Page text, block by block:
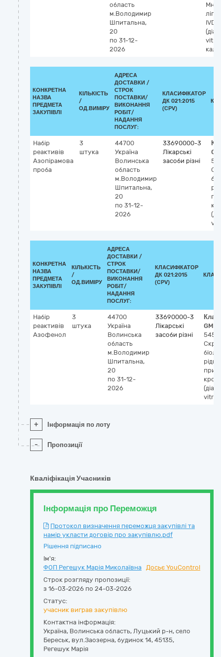
область
м.Володимир
Шпитальна,
20
по 31-12-
2026
IVD
КОНКРЕТНА
НАЗВА
ПРЕДМЕТА
ЗАКУПІВЛІ
КІЛЬКІСТЬ
/
ОД.ВИМІРУ
АДРЕСА
ДОСТАВКИ /
СТРОК
ПОСТАВКИ/
ВИКОНАННЯ
РОБІТ/
НАДАННЯ
ПОСЛУГ:
КЛАСИФІКАТОР
ДК 021:2015
(CPV)
Набір
реактивів
Азопірамова
проба
3
штука
44700
Україна
Волинська
область
м.Володимир
Шпитальна,
20
по 31-12-
2026
33690000-3
Лікарські
засоби різні
КОНКРЕТНА
НАЗВА
ПРЕДМЕТА
ЗАКУПІВЛІ
КІЛЬКІСТЬ
/
ОД.ВИМІРУ
АДРЕСА
ДОСТАВКИ /
СТРОК
ПОСТАВКИ/
ВИКОНАННЯ
РОБІТ/
НАДАННЯ
ПОСЛУГ:
КЛАСИФІКАТОР
ДК 021:2015
(CPV)
Набір
реактивів
Азофенол
3
штука
44700
Україна
Волинська
область
м.Володимир
Шпитальна,
20
по 31-12-
2026
33690000-3
Лікарські
засоби різні
кров
+ Інформація по лоту
- Пропозиції
Кваліфікація Учасників
Інформація про Переможця
Протокол визначення переможця закупівлі та
намір укласти договір про закупівлю.pdf
Рішення підписано
Ім'я:
ФОП Регешук Марія Миколаївна Досьє YouControl
Строк розгляду пропозиції:
з 16-03-2026 по 24-03-2026
Статус:
учасник виграв закупівлю
Контактна інформація:
Україна, Волинська область, Луцький р-н, село
Береськ, вул.Заозерна, будинок 14, 45135,
Регешук Марія